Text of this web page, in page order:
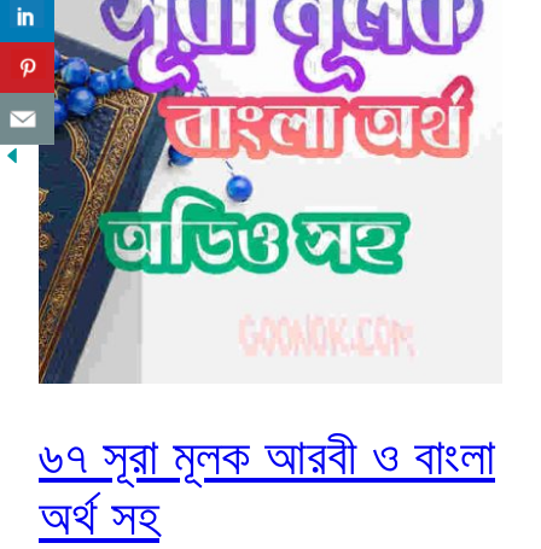
৬৭ সূরা মূলক আরবী ও বাংলা
অর্থ সহ